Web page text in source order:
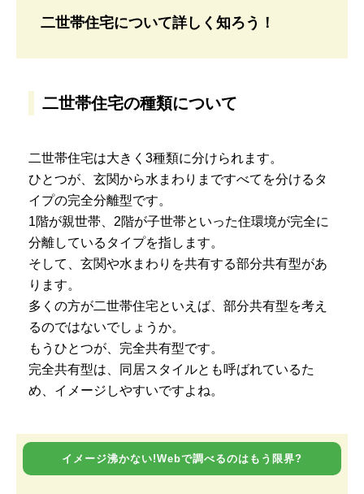
二世帯住宅について詳しく知ろう！
二世帯住宅の種類について
二世帯住宅は大きく3種類に分けられます。
ひとつが、玄関から水まわりまですべてを分けるタ
イプの完全分離型です。
1階が親世帯、2階が子世帯といった住環境が完全に
分離しているタイプを指します。
そして、玄関や水まわりを共有する部分共有型があ
ります。
多くの方が二世帯住宅といえば、部分共有型を考え
るのではないでしょうか。
もうひとつが、完全共有型です。
完全共有型は、同居スタイルとも呼ばれているた
め、イメージしやすいですよね。
イメージ沸かない!Webで調べるのはもう限界?